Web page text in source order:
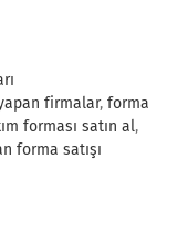
firmalar, forma
forması satın al,
forma satışı